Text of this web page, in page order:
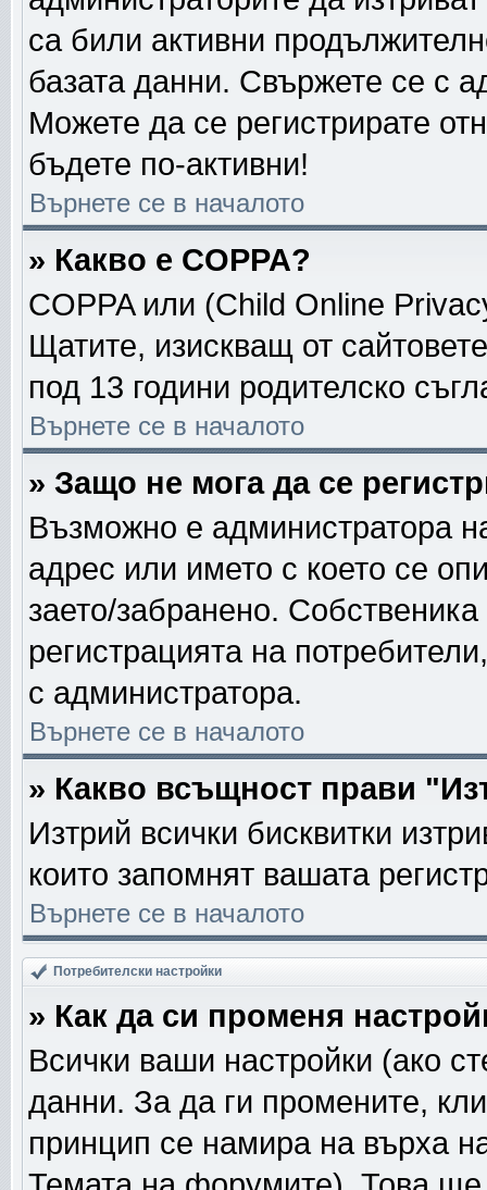
са били активни
базата данни. Свържете се с
Можете да се регистрирате
бъдете по-активни!
Върнете се в началото
» Какво е COPPA?
COPPA или (Child Online
Щатите, изискващ от
под 13 години родителско
Върнете се в началото
» Защо не мога да се
Възможно е администратора
адрес или името с което се
заето/забранено.
регистрацията на
с администратора.
Върнете се в началото
» Какво всъщност прави
Изтрий всички бисквитки
които запомнят вашата
Върнете се в началото
Потребителски настройки
» Как да си променя
Всички ваши настройки (ако
данни. За да ги промените,
принцип се намира на върха